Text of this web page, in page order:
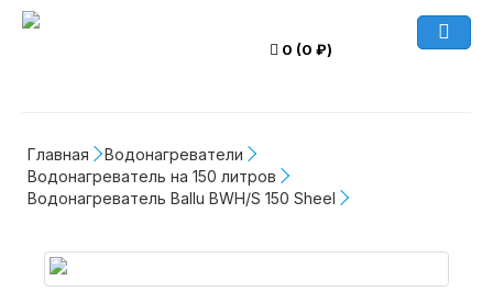
0 (0 ₽)
Главная
Водонагреватели
Водонагреватель на 150 литров
Водонагреватель Ballu BWH/S 150 Sheel